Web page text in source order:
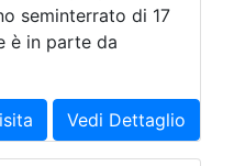
seminterrato di 17
è in parte da
Vedi Dettaglio